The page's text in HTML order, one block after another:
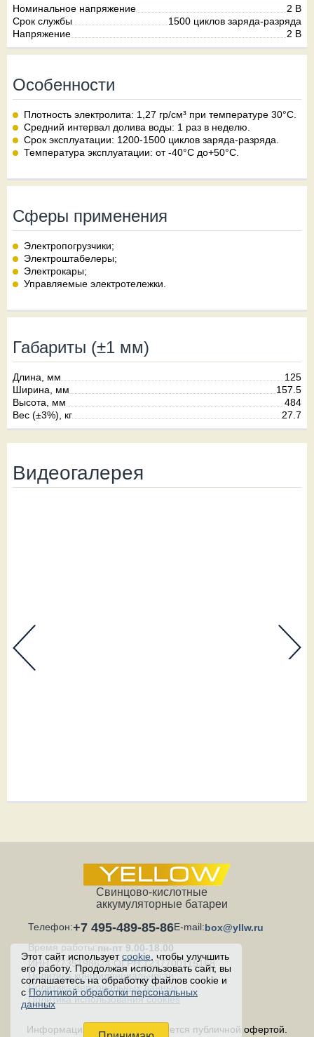
Номинальное напряжение
2 В
Срок службы
1500 циклов заряда-разряда
Напряжение
2 В
Особенности
Плотность электролита: 1,27 гр/см³ при температуре 30°С.
Средний интервал долива воды: 1 раз в неделю.
Срок эксплуатации: 1200-1500 циклов заряда-разряда.
Температура эксплуатации: от -40°С до+50°С.
Сферы применения
Электропогрузчики;
Электроштабелеры;
Электрокары;
Управляемые электротележки.
Габариты (±1 мм)
Длина, мм
125
Ширина, мм
157.5
Высота, мм
484
Вес (±3%), кг
27.7
Видеогалерея
Этот сайт используетcookie , чтобы улучшить
его работу. Продолжая использовать сайт, вы
соглашаетесь на обработку файлов cookie и
сПолитикой обработки персональных
данных
Свинцово-кислотные
аккумуляторные батареи
Телефон:+7 495-489-85-86E-mail:box@yllw.ru
Время работы:пн-пт 9.00-18.00
ИНН: 7735198624 ОГРН:1237700115168
Политика конфиденциальности
Политика персональных данных
Политика использования cookies
Информация на сайте не является публичной офертой.